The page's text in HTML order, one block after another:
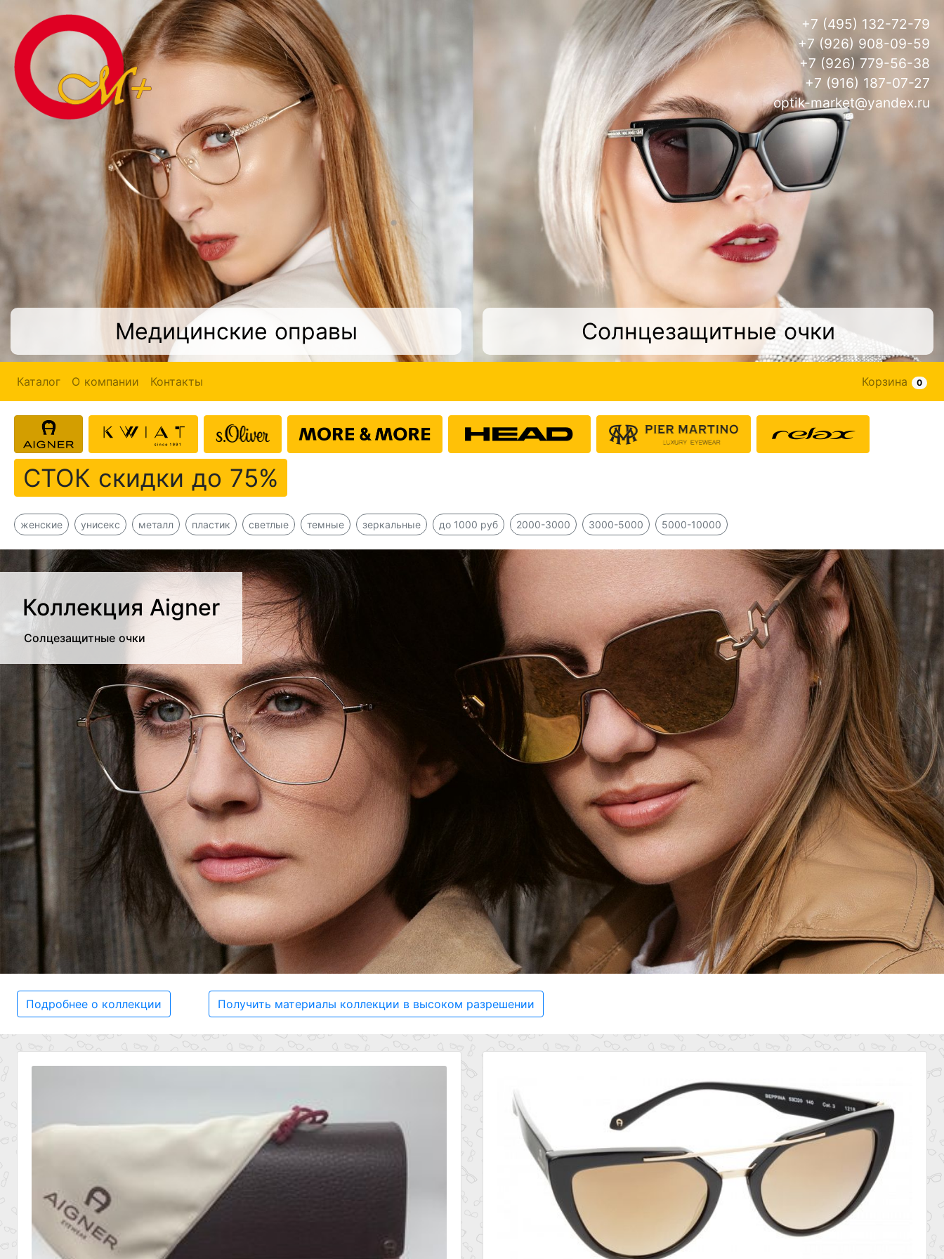
+7 (495) 132-72-79
+7 (926) 908-09-59
+7 (926) 779-56-38
+7 (916) 187-07-27
optik-market@yandex.ru
Медицинские оправы Солнцезащитные очки
Каталог О компании Контакты Корзина 0
СТОК скидки до 75%
женские унисекс металл пластик светлые темные зеркальные до 1000 руб 2000-3000 3000-5000 5000-10000
Коллекция Aigner
Солцезащитные очки
Подробнее о коллекции Получить материалы коллекции в высоком разрешении